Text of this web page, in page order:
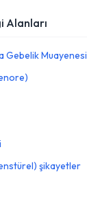
Alanları
Gebelik Muayenesi
şikayetler